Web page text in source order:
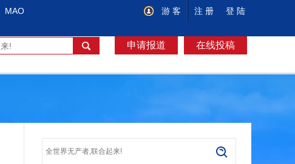
MAO 游 客 注 册 登 陆
申请报道 在线投稿